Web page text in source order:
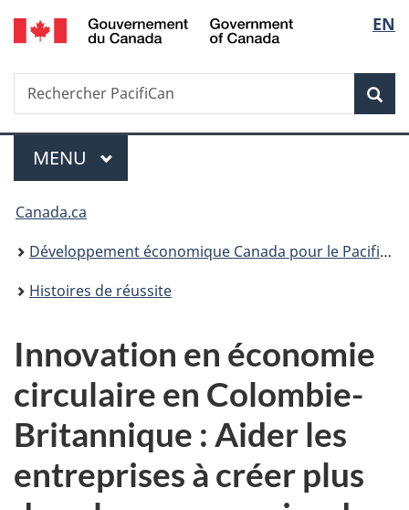
Passer
au
Passer
à
du
Passer
à
simplifiée
de
la
EN
Recherche
Rechercher
PacifiCan
Menu
MENU PRINCIPAL
Vous
êtes
ici :
Canada.ca
Développement économique Canada pour le Pacifique
Histoires de réussite
Innovation en économie
circulaire en Colombie-
Britannique : Aider les
entreprises à créer plus